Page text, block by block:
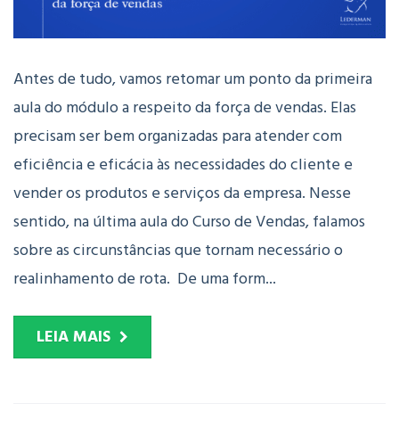
Antes de tudo, vamos retomar um ponto da primeira
aula do módulo a respeito da força de vendas. Elas
precisam ser bem organizadas para atender com
eficiência e eficácia às necessidades do cliente e
vender os produtos e serviços da empresa. Nesse
sentido, na última aula do Curso de Vendas, falamos
sobre as circunstâncias que tornam necessário o
realinhamento de rota. De uma form...
LEIA MAIS